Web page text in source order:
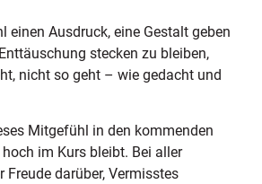
einen Ausdruck, eine Gestalt geben
stecken zu bleiben,
nicht so geht – wie gedacht und
Mitgefühl in den kommenden
im Kurs bleibt. Bei aller
Freude darüber, Vermisstes